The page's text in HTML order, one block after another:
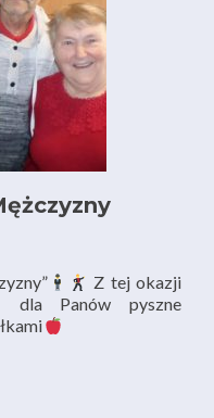
Z tej okazji
dla Panów pyszne